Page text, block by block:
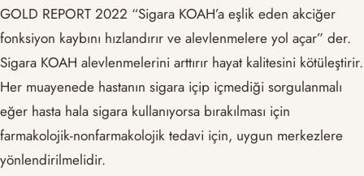
GOLD REPORT 2022 “Sigara KOAH’a eşlik eden akciğer
fonksiyon kaybını hızlandırır ve alevlenmelere yol açar” der.
Sigara KOAH alevlenmelerini arttırır hayat kalitesini kötüleştirir.
Her muayenede hastanın sigara içip içmediği sorgulanmalı
eğer hasta hala sigara kullanıyorsa bırakılması için
farmakolojik-nonfarmakolojik tedavi için, uygun merkezlere
yönlendirilmelidir.